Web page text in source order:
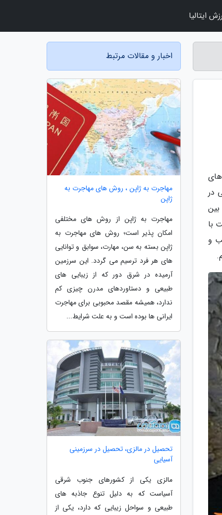
5000 ساله در تپه های
در
با
و
اخبار و مقالات مرتبط
مهاجرت به ژاپن ، روش های مهاجرت به
ژاپن
مهاجرت به ژاپن از روش های مختلفی
امکان پذیر است؛ روش های مهاجرت به
ژاپن بسته به سن، مهارت، سوابق و توانایی
های هر فرد ترسیم می گردد. این سرزمین
آرمیده در شرق دور که از زیبایی های
طبیعی و دستاوردهای مدرن چیزی کم
ندارد، همیشه مقصد محبوبی برای مهاجرت
ایرانی ها بوده است و به علت شرایط...
تحصیل در مالزی، تحصیل در سرزمینی
آسیایی
مالزی یکی از کشورهای جنوب شرقی
آسیاست که به دلیل تنوع جاذبه های
طبیعی و سواحل زیبایی که دارد، یکی از
ایتالیا